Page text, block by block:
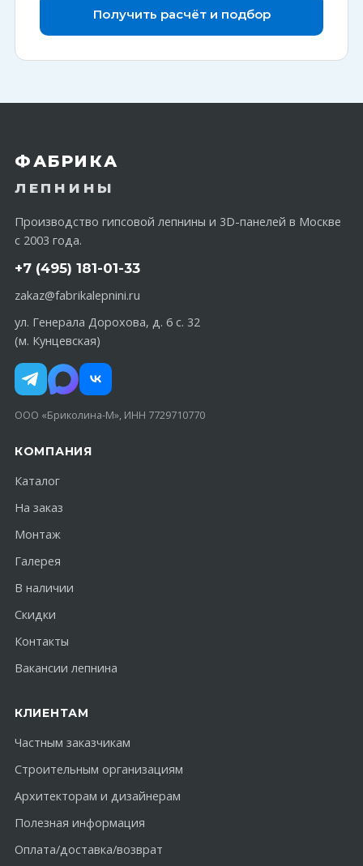
Получить расчёт и подбор
ФАБРИКА
ЛЕПНИНЫ
Производство гипсовой лепнины и 3D-панелей в Москве
с 2003 года.
+7 (495) 181-01-33
zakaz@fabrikalepnini.ru
ул. Генерала Дорохова, д. 6 с. 32
(м. Кунцевская)
ООО «Бриколина-М», ИНН 7729710770
КОМПАНИЯ
Каталог
На заказ
Монтаж
Галерея
В наличии
Скидки
Контакты
Вакансии лепнина
КЛИЕНТАМ
Частным заказчикам
Строительным организациям
Архитекторам и дизайнерам
Полезная информация
Оплата/доставка/возврат